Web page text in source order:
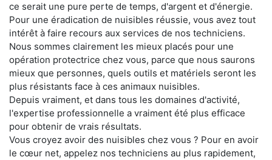
ce serait une pure perte de temps, d'argent et d'énergie.
Pour une éradication de nuisibles réussie, vous avez tout
intérêt à faire recours aux services de nos techniciens.
Nous sommes clairement les mieux placés pour une
opération protectrice chez vous, parce que nous saurons
mieux que personnes, quels outils et matériels seront les
plus résistants face à ces animaux nuisibles.
Depuis vraiment, et dans tous les domaines d'activité,
l'expertise professionnelle a vraiment été plus efficace
pour obtenir de vrais résultats.
Vous croyez avoir des nuisibles chez vous ? Pour en avoir
le cœur net, appelez nos techniciens au plus rapidement,